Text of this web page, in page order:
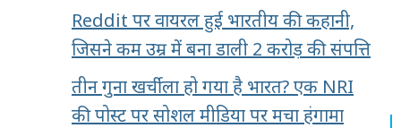
Reddit पर वायरल हुई भारतीय की कहानी,
जिसने कम उम्र में बना डाली 2 करोड़ की संपत्ति
तीन गुना खर्चीला हो गया है भारत? एक NRI
की पोस्ट पर सोशल मीडिया पर मचा हंगामा